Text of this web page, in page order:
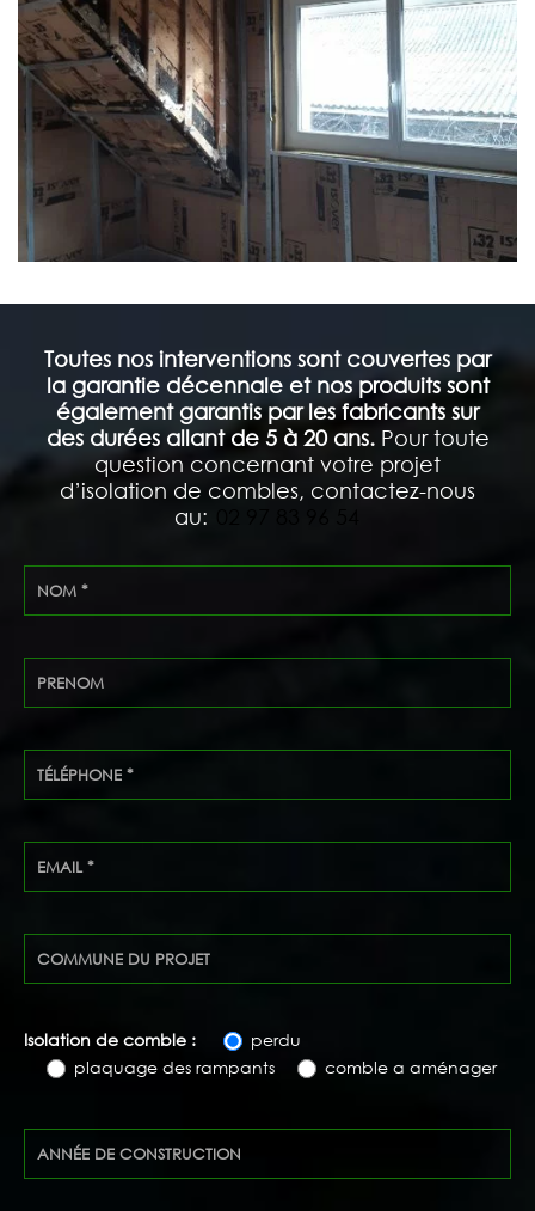
Toutes nos interventions sont couvertes par
la garantie décennale et nos produits sont
également garantis par les fabricants sur
des durées allant de 5 à 20 ans.Pour toute
question concernant votre projet
d’isolation de combles, contactez-nous
au:
Isolation de comble :
perdu
plaquage des rampants
comble a aménager